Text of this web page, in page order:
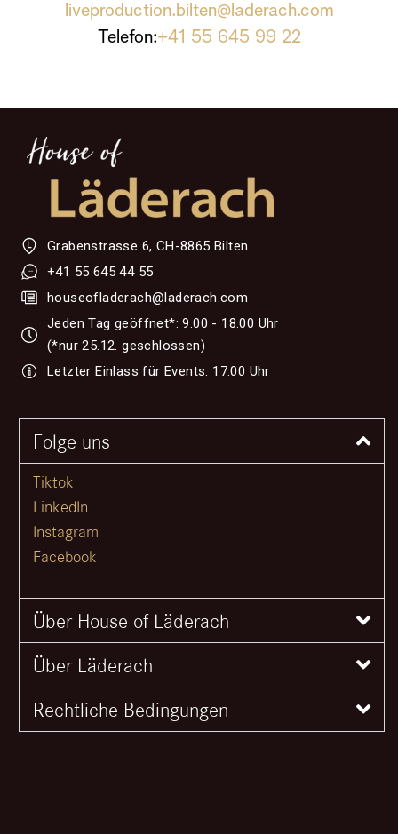
liveproduction.bilten@laderach.com
Telefon:+41 55 645 99 22
Grabenstrasse 6, CH-8865 Bilten
+41 55 645 44 55
houseofladerach@laderach.com
Jeden Tag geöffnet*: 9.00 - 18.00 Uhr
(*nur 25.12. geschlossen)
Letzter Einlass für Events: 17.00 Uhr
Folge uns
Tiktok
LinkedIn
Instagram
Facebook
Über House of Läderach
Über Läderach
Rechtliche Bedingungen